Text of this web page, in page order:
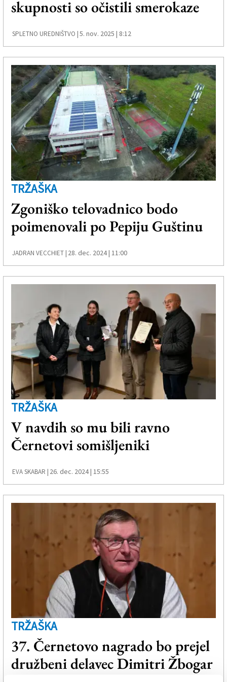
Založnik
Zadruga PD
Naročnine
skupnosti so očistili smerokaze
SPLETNO UREDNIŠTVO |5. nov. 2025 | 8:12
TRŽAŠKA
Zgoniško telovadnico bodo
poimenovali po Pepiju Guštinu
JADRAN VECCHIET | 28. dec. 2024 | 11:00
TRŽAŠKA
V navdih so mu bili ravno
Černetovi somišljeniki
EVA SKABAR | 26. dec. 2024 | 15:55
TRŽAŠKA
37. Černetovo nagrado bo prejel
družbeni delavec Dimitri Žbogar